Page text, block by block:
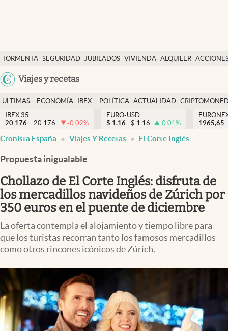
TORMENTA SEGURIDAD JUBILADOS VIVIENDA ALQUILER
USA
Viajes y recetas
Economía y finanzas
Política
Actualidad
Criptomonedas
España
ULTIMAS
NOTICIAS
ECONOMÍA
FINANZAS
IBEX
EURO
POLÍTICA ACTUALIDAD
IBEX 35
20.176
20.176 -0.02%
EURO-USD
$ 1,16 $ 1,16 0.01%
1965,65
Cronista España Viajes Y Recetas El Corte Inglés
Propuesta inigualable
Chollazo de El Corte Inglés: disfruta de
los mercadillos navideños de Zúrich por
350 euros en el puente de diciembre
La oferta contempla el alojamiento y tiempo libre para
que los turistas recorran tanto los famosos mercadillos
como otros rincones icónicos de Zúrich.